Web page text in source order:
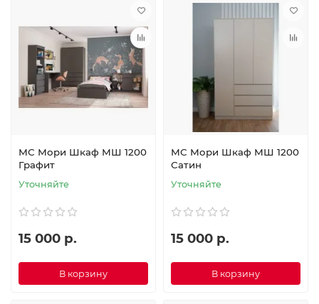
МС Мори Шкаф МШ 1200
Графит
Уточняйте
15 000 р.
В корзину
МС Мори Шкаф МШ 1200
Сатин
Уточняйте
15 000 р.
В корзину